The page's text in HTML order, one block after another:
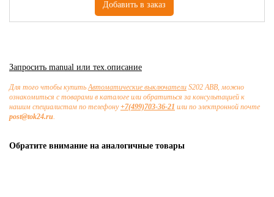
Запросить manual или тех.описание
Для того чтобы купитьАвтоматические выключатели S202 ABB, можно
ознакомиться с товарами в каталоге или обратиться за консультацией к
нашим специалистам по телефону+7(499)703-36-21 или по электронной почте
post@tok24.ru.
Обратите внимание на аналогичные товары